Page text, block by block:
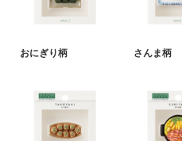
おにぎり柄 さんま柄